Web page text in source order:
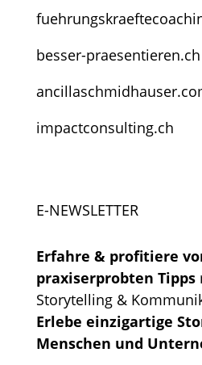
besser-praesentieren.ch
impactconsulting.ch
E-NEWSLETTER
Erfahre & profitiere
praxiserprobten Tipps
Storytelling &
Erlebe einzigartige
Menschen und